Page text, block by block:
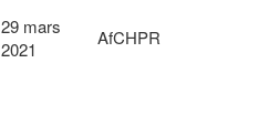
29 mars
2021
AfCHPR